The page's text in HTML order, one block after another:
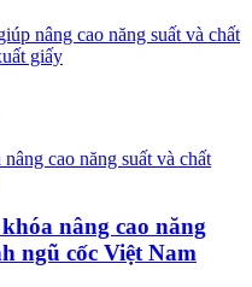
nâng cao năng
ngũ cốc Việt Nam